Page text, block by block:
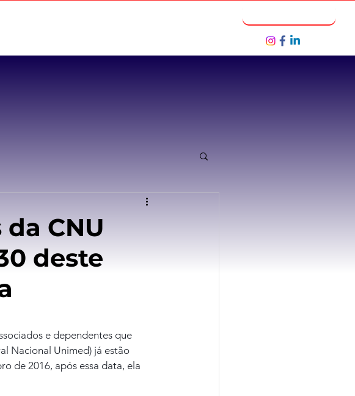
CNU
deste
e dependentes que
Nacional Unimed) já estão
de 2016, após essa data, ela